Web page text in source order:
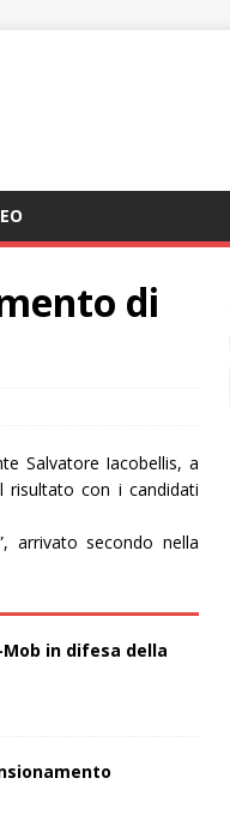
di
Salvatore Iacobellis, a
risultato con i candidati
arrivato secondo nella
Mob in difesa della